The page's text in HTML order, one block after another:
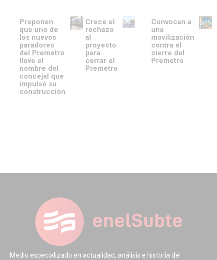
Proponen
que uno de
los nuevos
paradores
del Premetro
lleve el
nombre del
concejal que
impulsó su
construcción
Crece el
rechazo
al
proyecto
para
cerrar el
Premetro
Convocan a
una
movilización
contra el
cierre del
Premetro
Medio especializado en actualidad, análisis e historia del